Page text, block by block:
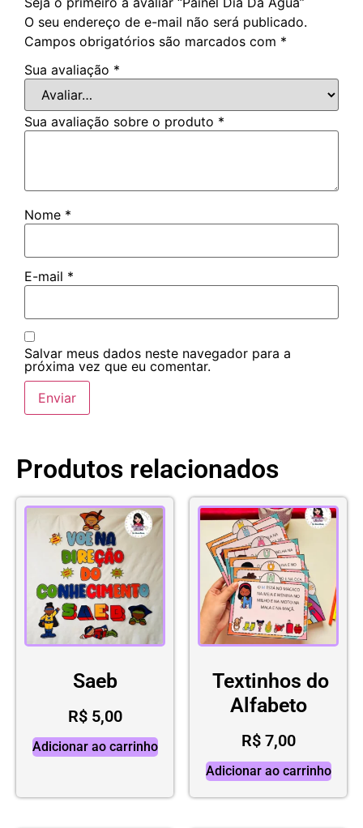
O seu endereço de e-mail não será publicado.
Campos obrigatórios são marcados com *
Sua avaliação *
Sua avaliação sobre o produto *
Nome *
E-mail *
Salvar meus dados neste navegador para a
próxima vez que eu comentar.
Produtos relacionados
Saeb
R$5,00
Adicionar ao carrinho
Textinhos do
Alfabeto
R$7,00
Adicionar ao carrinho